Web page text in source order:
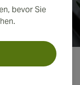
bevor Sie